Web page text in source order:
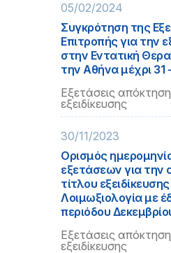
05/02/2024
Συγκρότηση της
Επιτροπής για την
στην Εντατική
την Αθήνα μέχρι 31
Εξετάσεις
εξειδίκευσης
30/11/2023
Ορισμός
εξετάσεων για την
τίτλου
Λοιμωξιολογία με
περιόδου
Εξετάσεις
εξειδίκευσης